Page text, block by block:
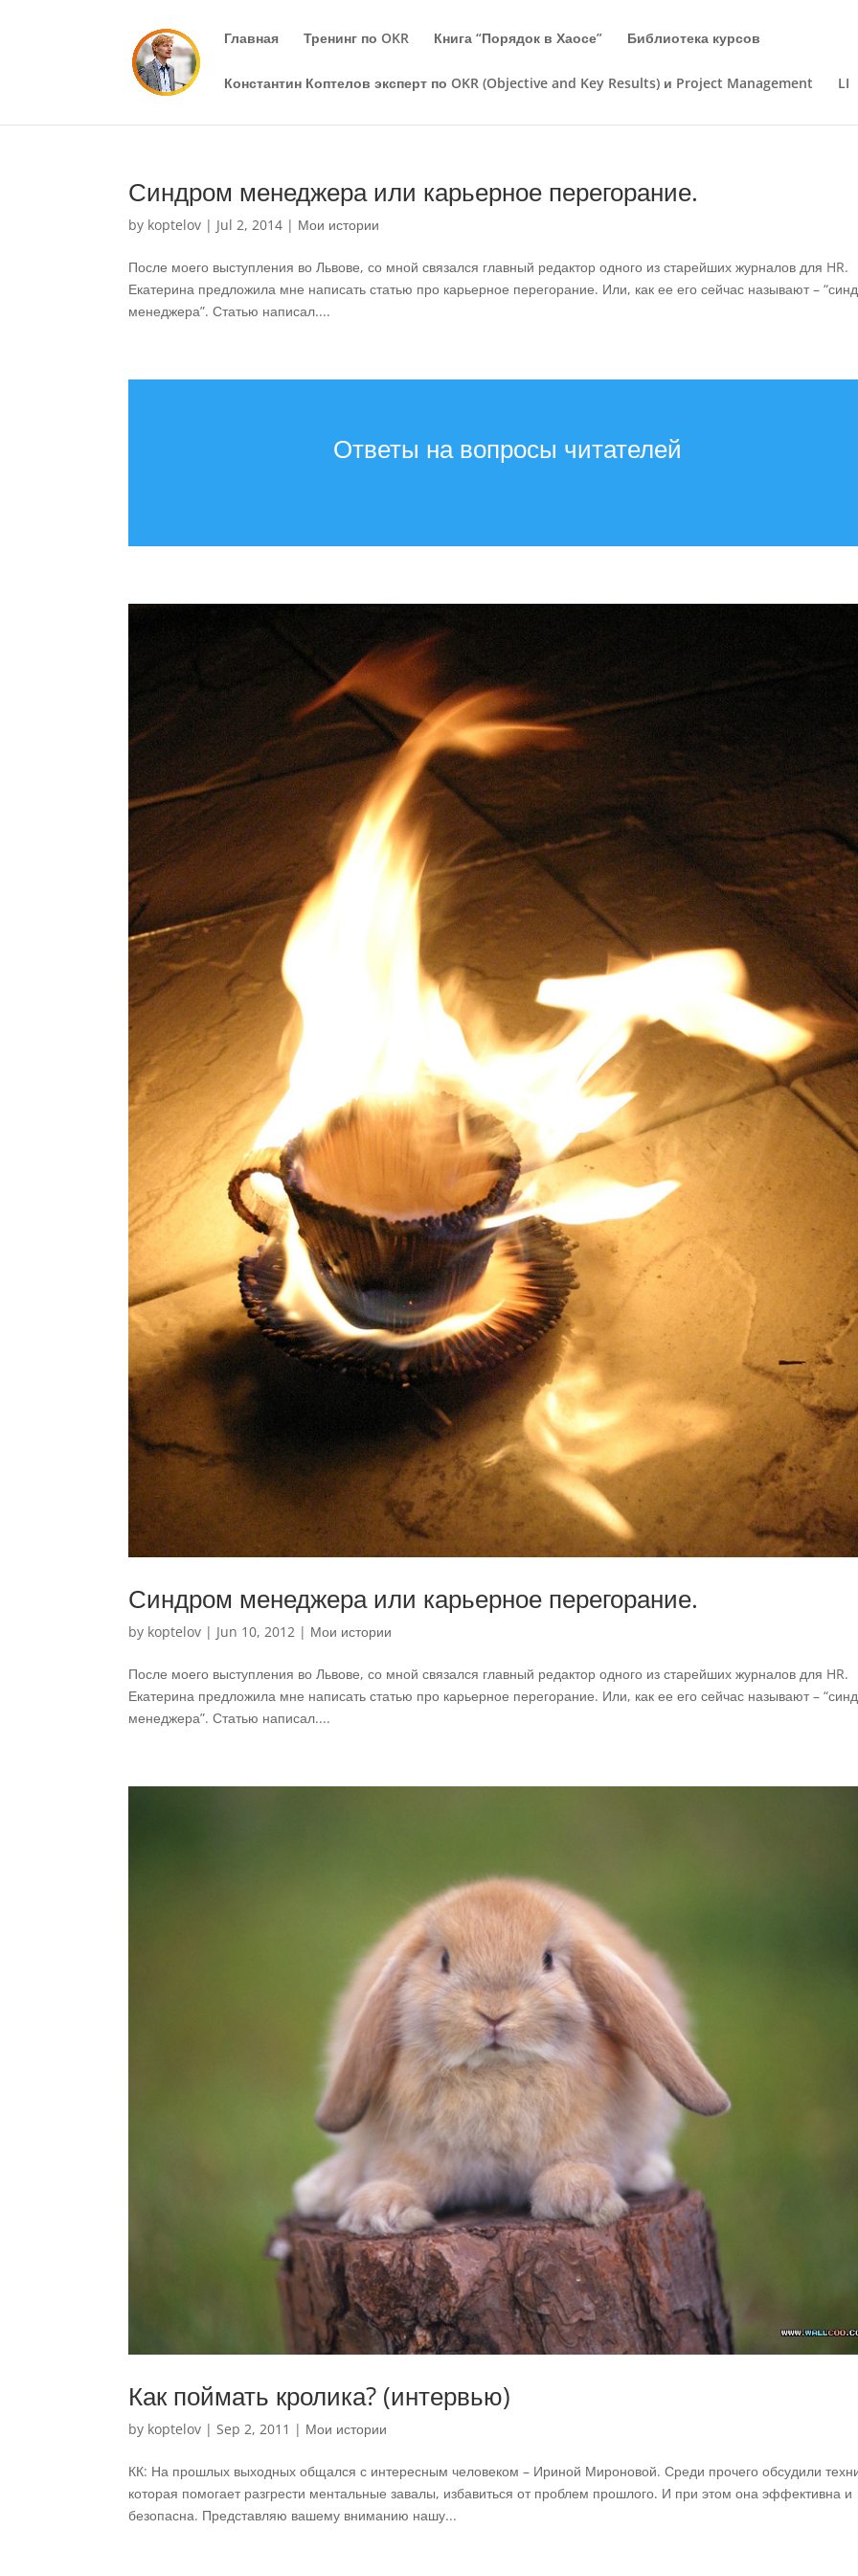
Главная Тренинг по OKR Книга “Порядок в Хаосе” Библиотека курсов
Константин Коптелов эксперт по OKR (Objective and Key Results) и Project Management LI
Синдром менеджера или карьерное перегорание.
by koptelov | Jul 2, 2014 | Мои истории
После моего выступления во Львове, со мной связался главный редактор одного из старейших журналов для HR.
Екатерина предложила мне написать статью про карьерное перегорание. Или, как ее его сейчас называют –
менеджера”. Статью написал....
Ответы на вопросы читателей
Синдром менеджера или карьерное перегорание.
by koptelov | Jun 10, 2012 | Мои истории
После моего выступления во Львове, со мной связался главный редактор одного из старейших журналов для HR.
Екатерина предложила мне написать статью про карьерное перегорание. Или, как ее его сейчас называют –
менеджера”. Статью написал....
Как поймать кролика? (интервью)
by koptelov |Sep 2, 2011 | Мои истории
КК: На прошлых выходных общался с интересным человеком – Ириной Мироновой. Среди прочего обсудили
которая помогает разгрести ментальные завалы, избавиться от проблем прошлого. И при этом она эффективна и
безопасна. Представляю вашему вниманию нашу...